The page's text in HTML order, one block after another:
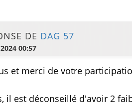
DE DAG 57
00:57
et merci de votre
il est déconseillé d'avoir 2